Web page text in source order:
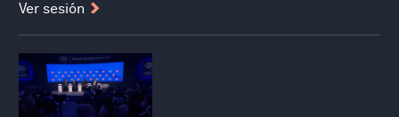
Ver sesión